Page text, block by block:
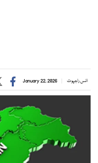
انس راجپوت January 22, 2026